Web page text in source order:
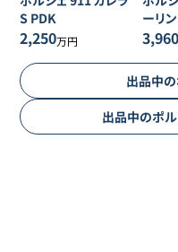
S PDK
2,250万円
ーリ
出品中の
出品中のポ